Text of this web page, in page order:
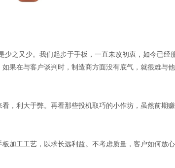
之又少。我们起步于手板，一直未改初衷，如今已经
在与客户谈判时，制造商方面没有底气，就很难与
，利大于弊。再看那些投机取巧的小作坊，虽然前期
加工工艺，以求长远利益。不考虑质量，客户如何放